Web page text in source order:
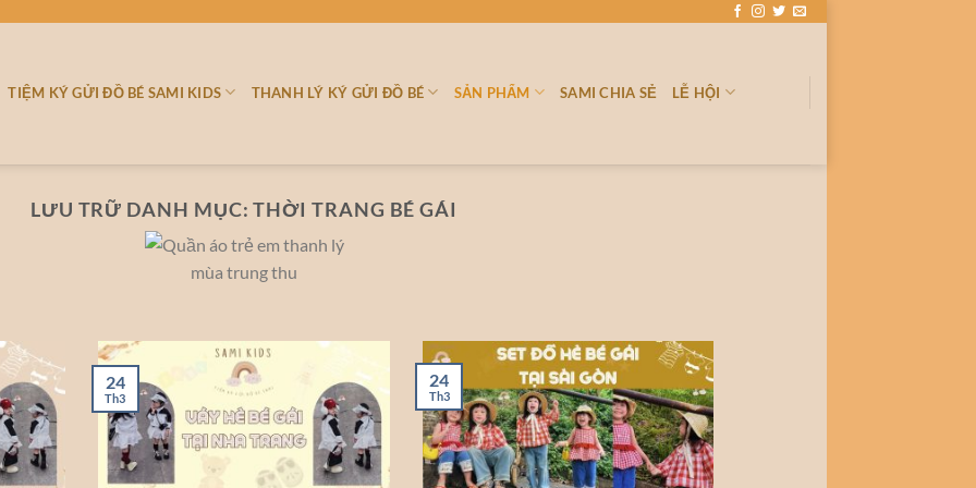
TIỆM KÝ GỬI ĐỒ BÉ SAMI KIDS THANH LÝ KÝ GỬI ĐỒ BÉ SẢN PHẨM SAMI CHIA SẺ LỄ HỘI
LƯU TRỮ DANH MỤC:THỜI TRANG BÉ GÁI
24
Th3
24
Th3